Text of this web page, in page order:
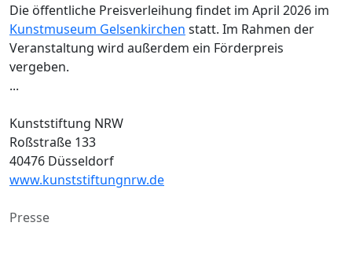
Die öffentliche Preisverleihung findet im April 2026 im
Kunstmuseum Gelsenkirchen statt. Im Rahmen der
Veranstaltung wird außerdem ein Förderpreis
vergeben.
...
Kunststiftung NRW
Roßstraße 133
40476 Düsseldorf
www.kunststiftungnrw.de
Presse